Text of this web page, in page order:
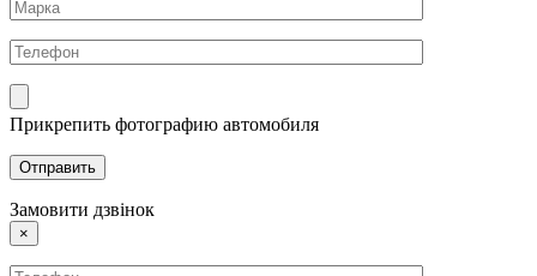
Прикрепить фотографию автомобиля
Замовити дзвінок
×